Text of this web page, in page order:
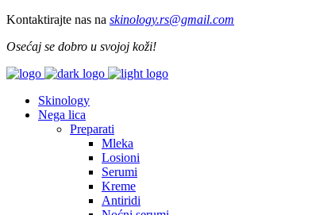
Kontaktirajte nas na skinology.rs@gmail.com
Osećaj se dobro u svojoj koži!
Skinology
Nega lica
Preparati
Mleka
Losioni
Serumi
Kreme
Antiridi